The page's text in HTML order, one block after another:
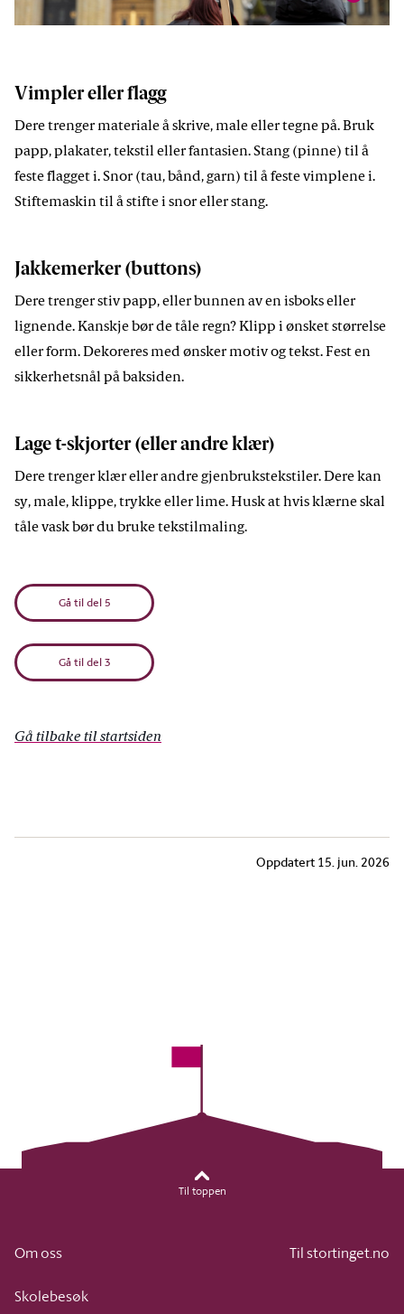
Vimpler eller flagg
Dere trenger materiale å skrive, male eller tegne på. Bruk
papp, plakater, tekstil eller fantasien. Stang (pinne) til å
feste flagget i. Snor (tau, bånd, garn) til å feste vimplene i.
Stiftemaskin til å stifte i snor eller stang.
Jakkemerker (buttons)
Dere trenger stiv papp, eller bunnen av en isboks eller
lignende. Kanskje bør de tåle regn? Klipp i ønsket størrelse
eller form. Dekoreres med ønsker motiv og tekst. Fest en
sikkerhetsnål på baksiden.
Lage t-skjorter (eller andre klær)
Dere trenger klær eller andre gjenbrukstekstiler. Dere kan
sy, male, klippe, trykke eller lime. Husk at hvis klærne skal
tåle vask bør du bruke tekstilmaling.
Gå til del 5
Gå til del 3
Gå tilbake til startsiden
Oppdatert15. jun. 2026
Til toppen
Til stortinget.no
Om oss
Skolebesøk